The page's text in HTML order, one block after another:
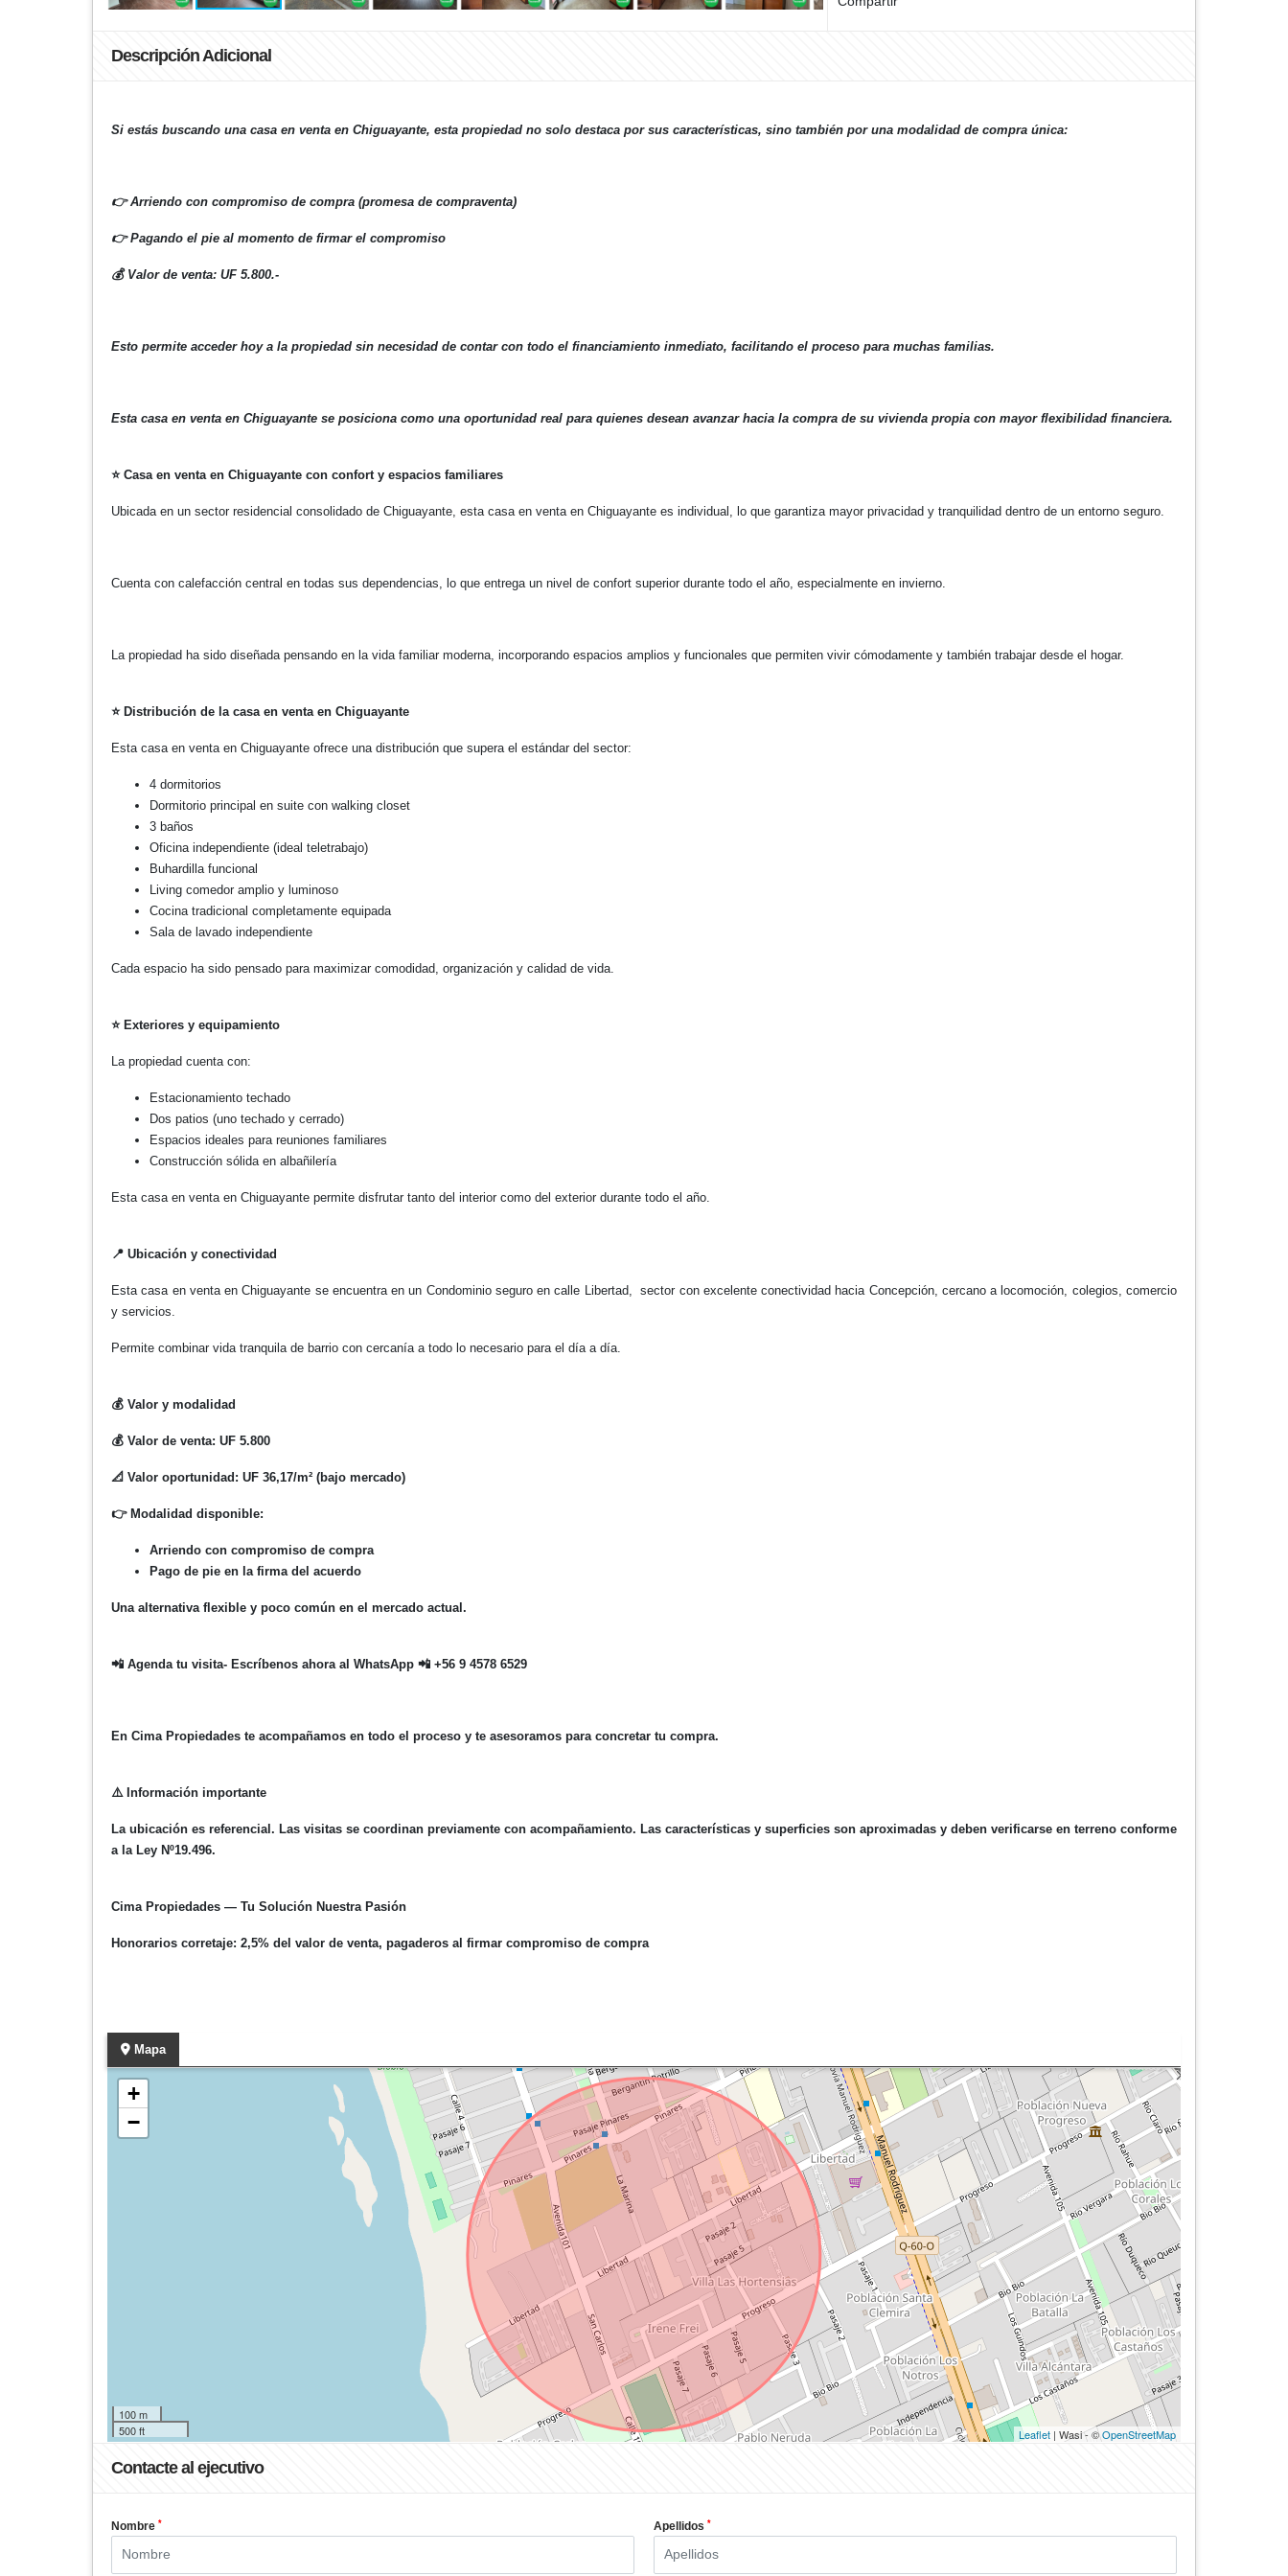
Descripción Adicional
Si estás buscando una casa en venta en Chiguayante, esta propiedad no solo destaca por sus características, sino también por una modalidad de compra única:
👉Arriendo con compromiso de compra (promesa de compraventa)
👉Pagando el pie al momento de firmar el compromiso
💰Valor de venta: UF 5.800.-
Esto permite acceder hoy a la propiedad sin necesidad de contar con todo el financiamiento inmediato, facilitando el proceso para muchas familias.
Esta casa en venta en Chiguayante se posiciona como una oportunidad real para quienes desean avanzar hacia la compra de su vivienda propia con mayor flexibilidad financiera.
⭐Casa en venta en Chiguayante con confort y espacios familiares
Ubicada en un sector residencial consolidado de Chiguayante, esta casa en venta en Chiguayante es individual, lo que garantiza mayor privacidad y tranquilidad dentro de un entorno seguro.
Cuenta con calefacción central en todas sus dependencias, lo que entrega un nivel de confort superior durante todo el año, especialmente en invierno.
La propiedad ha sido diseñada pensando en la vida familiar moderna, incorporando espacios amplios y funcionales que permiten vivir cómodamente y también trabajar desde el hogar.
⭐Distribución de la casa en venta en Chiguayante
Esta casa en venta en Chiguayante ofrece una distribución que supera el estándar del sector:
4 dormitorios
Dormitorio principal en suite con walking closet
3 baños
Oficina independiente (ideal teletrabajo)
Buhardilla funcional
Living comedor amplio y luminoso
Cocina tradicional completamente equipada
Sala de lavado independiente
Cada espacio ha sido pensado para maximizar comodidad, organización y calidad de vida.
⭐Exteriores y equipamiento
La propiedad cuenta con:
Estacionamiento techado
Dos patios (uno techado y cerrado)
Espacios ideales para reuniones familiares
Construcción sólida en albañilería
Esta casa en venta en Chiguayante permite disfrutar tanto del interior como del exterior durante todo el año.
📍 Ubicación y conectividad
Esta casa en venta en Chiguayante se encuentra en un Condominio seguro en calle Libertad, sector con excelente conectividad hacia Concepción, cercano a locomoción, colegios, comercio
y servicios.
Permite combinar vida tranquila de barrio con cercanía a todo lo necesario para el día a día.
💰 Valor y modalidad
💰 Valor de venta: UF 5.800
📐 Valor oportunidad: UF 36,17/m² (bajo mercado)
👉Modalidad disponible:
Arriendo con compromiso de compra
Pago de pie en la firma del acuerdo
Una alternativa flexible y poco común en el mercado actual.
📲 Agenda tu visita- Escríbenos ahora al WhatsApp 📲 +56 9 4578 6529
En Cima Propiedades te acompañamos en todo el proceso y te asesoramos para concretar tu compra.
⚠️Información importante
La ubicación es referencial. Las visitas se coordinan previamente con acompañamiento. Las características y superficies son aproximadas y deben verificarse en terreno conforme
a la Ley Nº19.496.
Cima Propiedades — Tu Solución Nuestra Pasión
Honorarios corretaje: 2,5% del valor de venta, pagaderos al firmar compromiso de compra
Mapa
+
−
100 m
500 ft
Leaflet | Wasi - ©OpenStreetMap
Contacte al ejecutivo
Nombre * Apellidos *